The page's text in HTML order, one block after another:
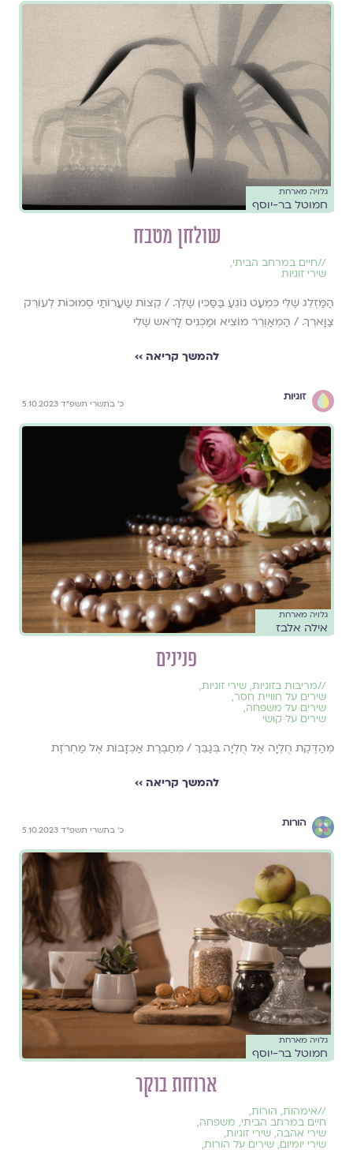
גלויה מארחת
חמוטל בר-יוסף
שולחן מטבח
//חיים במרחב הביתי,
שירי זוגיות
הַמַּזְלֵג שֶׁלִּי כִּמְעַט נוֹגֵעַ בַּסַּכִּין שֶׁלְךָ. / קְצוֹת שַׂעֲרוֹתַי סְמוּכוֹת לְעוֹרֵק
צַוָּארְךָ. / הַמְאַוְרֵר מוֹצִיא וּמַכְנִיס לָרֹאש שֶׁלִי
להמשך קריאה ››
זוגיות
כ׳ בתשרי תשפ״ד 5.10.2023
גלויה מארחת
אילה אלבז
פנינים
//מריבות בזוגיות, שירי זוגיות,
שירים על חוויית חסר,
שירים על משפחה,
שירים על קושי
מְהַדֶּקֶת חֻלְיָה אֶל חֻלְיָה בְּגַבֵּךְ / מְחַבֶּרֶת אַכְזָבוֹת אֶל מַחְרֹזֶת
להמשך קריאה ››
הורות
כ׳ בתשרי תשפ״ד 5.10.2023
גלויה מארחת
חמוטל בר-יוסף
ארוחת בוקר
//אימהות, הורות,
חיים במרחב הביתי, משפחה,
שירי אהבה, שירי זוגיות,
שירי יומיום, שירים על הורות,